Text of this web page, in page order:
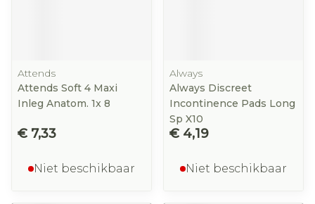
Attends
Attends Soft 4 Maxi
Inleg Anatom. 1x 8
€ 7,33
Niet beschikbaar
Always
Always Discreet
Incontinence Pads Long
Sp X10
€ 4,19
Niet beschikbaar